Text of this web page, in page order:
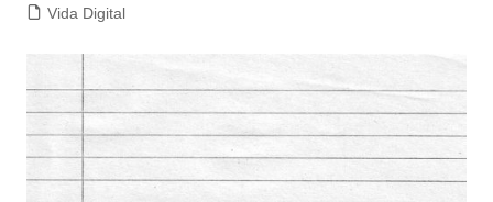
Vida Digital